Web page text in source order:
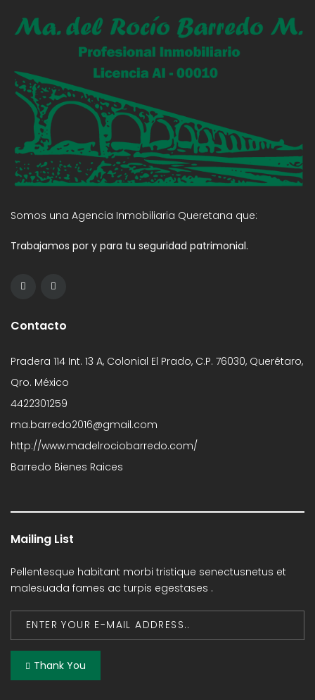
Somos una Agencia Inmobiliaria Queretana que:
Trabajamos por y para tu seguridad patrimonial.
Contacto
Pradera 114 Int. 13 A, Colonial El Prado, C.P. 76030, Querétaro,
Qro. México
4422301259
ma.barredo2016@gmail.com
http://www.madelrociobarredo.com/
Barredo Bienes Raices
Mailing List
Pellentesque habitant morbi tristique senectusnetus et
malesuada fames ac turpis egestases .
Thank You